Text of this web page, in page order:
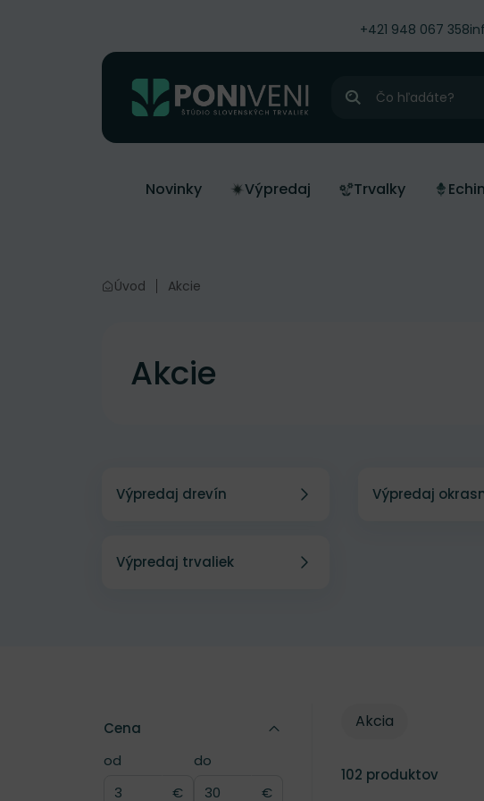
+421 948 067 358
Hľadať
Novinky Výpredaj Trvalky
Úvod Akcie
Akcie
Výpredaj drevín Výpredaj
Výpredaj trvaliek
Cena
Cena
Cena
€
od
€
do
Typ zľavy
Typ zľavy
Akcia
102 produktov